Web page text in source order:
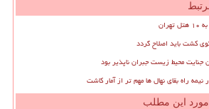
کشت باید اصلاح گردد
جنایت محیط زیست جبران ناپذیر بود
راه بقای نهال ها مهم تر از آمار کاشت
مورد این مطلب